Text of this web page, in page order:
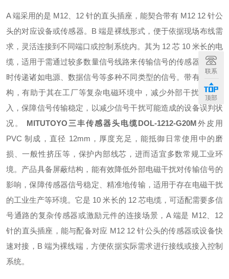
A 端采用的是 M12、12 针的直头插座，能契合带有 M12 12 针公
头的对应设备或传感器。B 端是裸线形式，便于依据现场布线需
求，灵活连接到不同端口或控制系统内。 其为 12 芯 10 米长的电
缆，适用于需通过较多数量信号线路来传输信号的传感器，可同
时传递诸如电源、数据信号等多种不同类型的信号。带有屏蔽结
构，有助于其在工厂等复杂电磁环境中，减少外部干扰信号侵
入，保障信号传输稳定，以减少信号干扰可能造成的设备误判状
况。
MITUTOYO三丰传感器头电缆DOL-1212-G20M外皮用
PVC 制成，直径 12mm，厚度充足，能抵御日常使用中的磨
损、一般性挤压等，保护内部线芯，进而适宜多数常规工业环
境。 产品具备屏蔽结构，能有效降低外部电磁干扰对传输信号的
影响，保障传感器信号稳定、精准地传输，适用于存在电磁干扰
的工业生产等环境。它是 10 米长的 12 芯电缆，可适配需要多信
号通路的复杂传感器或激励元件的连接场景，A 端是 M12、12
针的直头插座，能与配备对应 M12 12 针公头的传感器或设备快
速对接，B 端为裸线端，方便依据实际需求进行接线或接入控制
系统。
联系
顶部